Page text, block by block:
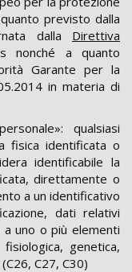
previsto dalla
dalla Direttiva
nonché a quanto
Garante per la
in materia di
qualsiasi
fisica identificata o
identificabile la
direttamente o
a un identificativo
dati relativi
a uno o più elementi
genetica,
C27, C30)